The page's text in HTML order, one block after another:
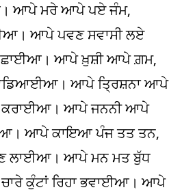
ਆਪੇ ਮਰੇ ਆਪੇ ਪਏ ਜੰਮ,
ਆਪੇ ਪਵਣ ਸਵਾਸੀ ਲਏ
ਆਪੇ ਖ਼ੁਸ਼ੀ ਆਪੇ ਗ਼ਮ,
ਆਪੇ ਤ੍ਰਿਸ਼ਨਾ ਆਪੇ
ਕਰਾਈਆ। ਆਪੇ ਜਨਨੀ ਆਪੇ
ਆਪੇ ਕਾਇਆ ਪੰਜ ਤਤ ਤਨ,
ਲਾਈਆ। ਆਪੇ ਮਨ ਮਤ ਬੁੱਧ
ਕੁੰਟਾਂ ਰਿਹਾ ਭਵਾਈਆ। ਆਪੇ